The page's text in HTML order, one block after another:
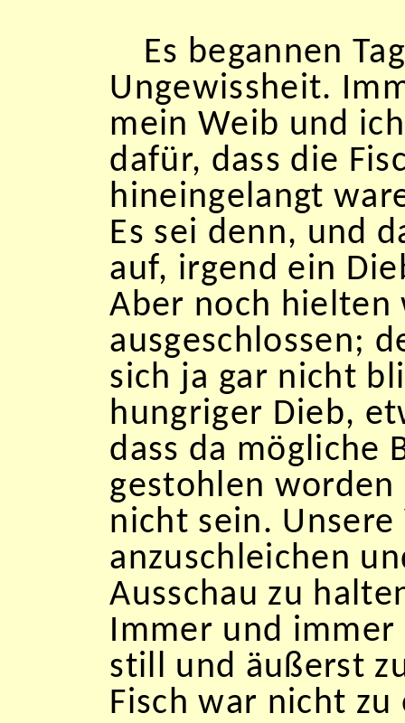
Es begannen
Ungewissheit.
mein Weib und
dafür, dass die
hineingelangt
Es sei denn, und
auf, irgend ein
Aber noch hielten
ausgeschlossen;
sich ja gar nicht
hungriger Dieb,
dass da mögliche
gestohlen
nicht sein.
anzuschleichen
Ausschau zu
Immer und
still und äußerst
Fisch war nicht zu